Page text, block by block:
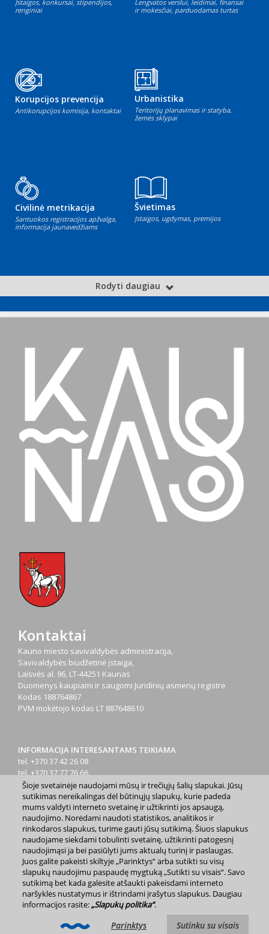
Įstaigos, konkursai, stipendijos,
renginiai
Lengvatos verslui, leidimai, finansai
ir mokesčiai, parduodamas turtas
Korupcijos prevencija
Antikorupcijos komisija, kontaktai
Urbanistika
Teritorijų planavimas ir statyba,
žemės sklypai
Civilinė metrikacija
Santuokos registracijos apžvalga,
informacija jaunavedžiams
Švietimas
Įstaigos, ugdymas, premijos
Rodyti daugiau
Kontaktai
Kauno miesto savivaldybės administracija,
Savivaldybės biudžetinė įstaiga,
Laisvės al. 96, LT-44251 Kaunas
Duomenys kaupiami ir saugomi Juridinių asmenų registre
Kodas 188764867
PVM mokėtojo kodas LT 887648610
INFORMACIJA INTERESANTAMS TEIKIAMA
tel. +370 37 42 26 08
tel. +370 37 77 76 66
tel. +370 660 07000
el. p.info@kaunas.lt
2023 m. Kauno miesto savivaldybė. Kopijuoti ir platinti
www.kaunas.lt skelbiamą informaciją be autorių sutikimo draudžiama.
Svetainės žemėlapis »
Šioje svetainėje naudojami mūsų ir trečiųjų šalių slapukai. Jūsų
sutikimas nereikalingas dėl būtinųjų slapukų, kurie padeda
mums valdyti interneto svetainę ir užtikrinti jos apsaugą,
naudojimo. Norėdami naudoti statistikos, analitikos ir
rinkodaros slapukus, turime gauti jūsų sutikimą. Šiuos slapukus
naudojame siekdami tobulinti svetainę, užtikrinti patogesnį
naudojimąsi ja bei pasiūlyti jums aktualų turinį ir paslaugas.
Juos galite pakeisti skiltyje „Parinktys“ arba sutikti su visų
slapukų naudojimu paspaudę mygtuką „Sutikti su visais“. Savo
sutikimą bet kada galėsite atšaukti pakeisdami interneto
naršyklės nustatymus ir ištrindami įrašytus slapukus. Daugiau
informacijos rasite:„Slapukų politika“.
Parinktys Sutinku su visais